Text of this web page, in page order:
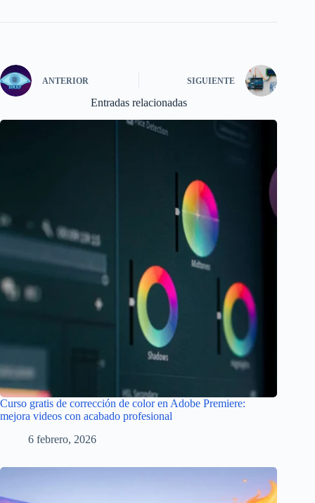
ANTERIOR SIGUIENTE
Entradas relacionadas
Curso gratis de corrección de color en Adobe Premiere:
mejora videos con acabado profesional
6 febrero, 2026